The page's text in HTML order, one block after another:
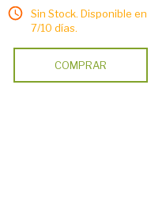
Sin Stock. Disponible en
7/10 días.
COMPRAR